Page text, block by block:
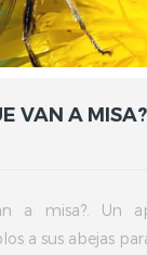
VAN A MISA?
a misa?. Un
a sus abejas